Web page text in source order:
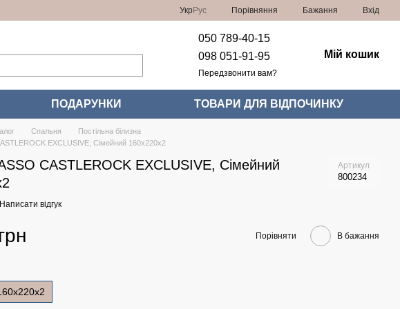
УкрРус Порівняння Бажання Вхід
050 789-40-15
098 051-91-95
Передзвонити вам?
Мій кошик
ПОДАРУНКИ ТОВАРИ ДЛЯ ВІДПОЧИНКУ
Спальня
Постільна білизна
EXCLUSIVE, Сімейний 160x220x2
CASTLEROCK EXCLUSIVE, Сімейний
Артикул
800234
Написати відгук
Порівняти В бажання